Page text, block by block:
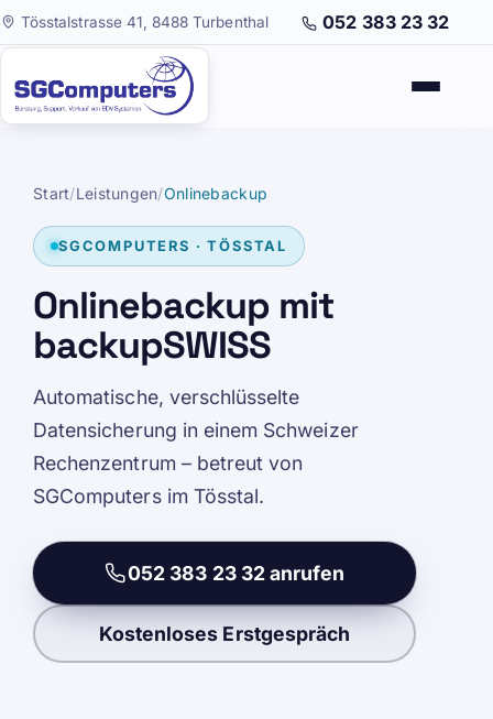
Tösstalstrasse 41, 8488 Turbenthal 052 383 23 32
Start/Leistungen/Onlinebackup
SGCOMPUTERS · TÖSSTAL
Onlinebackup mit
backupSWISS
Automatische, verschlüsselte
Datensicherung in einem Schweizer
Rechenzentrum – betreut von
SGComputers im Tösstal.
052 383 23 32 anrufen
Kostenloses Erstgespräch